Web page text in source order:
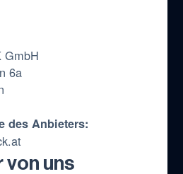
GmbH
6a
des Anbieters:
von uns